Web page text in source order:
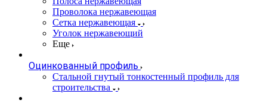
Проволока нержавеющая
Сетка нержавеющая
Уголок нержавеющий
Еще
Оцинкованный профиль
Стальной гнутый тонкостенный профиль для
строительства